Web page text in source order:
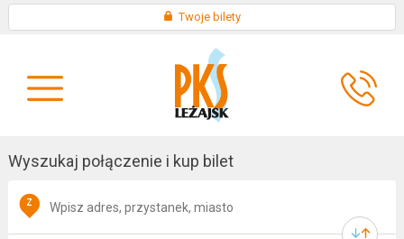
Skip
to
Twoje bilety
×
FIRMIE
Wyszukaj połączenie i kup bilet
Z